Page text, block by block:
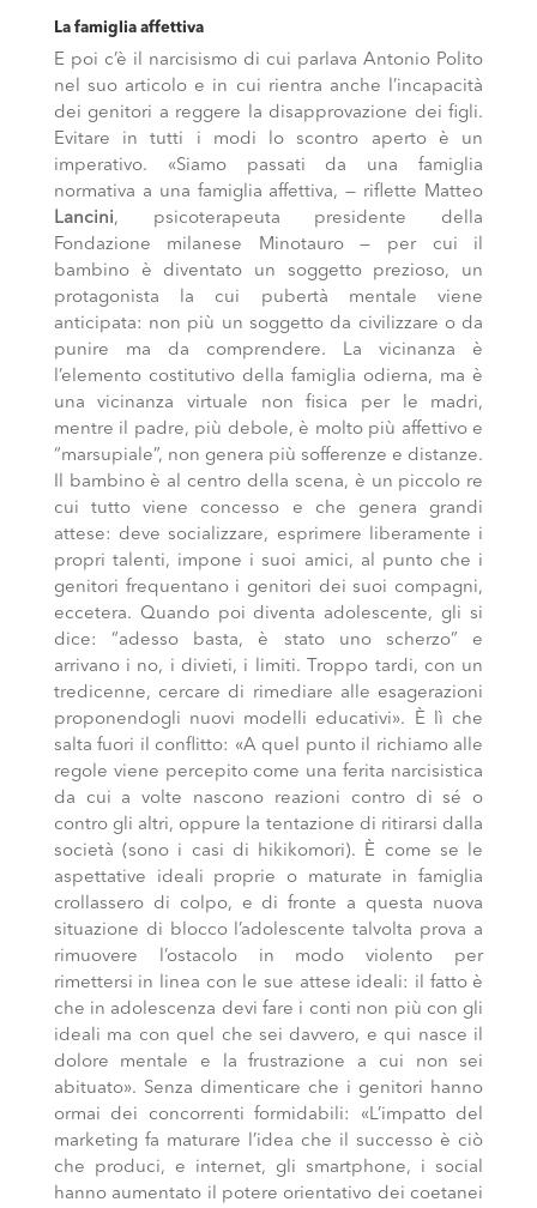
La famiglia affettiva
E poi c’è il narcisismo di cui parlava Antonio Polito
nel suo articolo e in cui rientra anche l’incapacità
dei genitori a reggere la disapprovazione dei figli.
Evitare in tutti i modi lo scontro aperto è un
imperativo. «Siamo passati da una famiglia
normativa a una famiglia affettiva, — riflette Matteo
Lancini, psicoterapeuta presidente della
Fondazione milanese Minotauro — per cui il
bambino è diventato un soggetto prezioso, un
protagonista la cui pubertà mentale viene
anticipata: non più un soggetto da civilizzare o da
punire ma da comprendere. La vicinanza è
l’elemento costitutivo della famiglia odierna, ma è
una vicinanza virtuale non fisica per le madri,
mentre il padre, più debole, è molto più affettivo e
“marsupiale”, non genera più sofferenze e distanze.
Il bambino è al centro della scena, è un piccolo re
cui tutto viene concesso e che genera grandi
attese: deve socializzare, esprimere liberamente i
propri talenti, impone i suoi amici, al punto che i
genitori frequentano i genitori dei suoi compagni,
eccetera. Quando poi diventa adolescente, gli si
dice: “adesso basta, è stato uno scherzo” e
arrivano i no, i divieti, i limiti. Troppo tardi, con un
tredicenne, cercare di rimediare alle esagerazioni
proponendogli nuovi modelli educativi». È lì che
salta fuori il conflitto: «A quel punto il richiamo alle
regole viene percepito come una ferita narcisistica
da cui a volte nascono reazioni contro di sé o
contro gli altri, oppure la tentazione di ritirarsi dalla
società (sono i casi di hikikomori). È come se le
aspettative ideali proprie o maturate in famiglia
crollassero di colpo, e di fronte a questa nuova
situazione di blocco l’adolescente talvolta prova a
rimuovere l’ostacolo in modo violento per
rimettersi in linea con le sue attese ideali: il fatto è
che in adolescenza devi fare i conti non più con gli
ideali ma con quel che sei davvero, e qui nasce il
dolore mentale e la frustrazione a cui non sei
abituato». Senza dimenticare che i genitori hanno
ormai dei concorrenti formidabili: «L’impatto del
marketing fa maturare l’idea che il successo è ciò
che produci, e internet, gli smartphone, i social
hanno aumentato il potere orientativo dei coetanei